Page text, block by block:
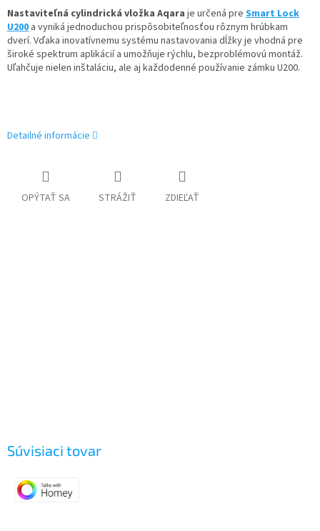
Nastaviteľná cylindrická vložka Aqara je určená pre Smart Lock
U200 a vyniká jednoduchou prispôsobiteľnosťou rôznym hrúbkam
dverí. Vďaka inovatívnemu systému nastavovania dĺžky je vhodná pre
široké spektrum aplikácií a umožňuje rýchlu, bezproblémovú montáž.
Uľahčuje nielen inštaláciu, ale aj každodenné používanie zámku U200.
Detailné informácie
OPÝTAŤ SA STRÁŽIŤ ZDIEĽAŤ
Súvisiaci tovar